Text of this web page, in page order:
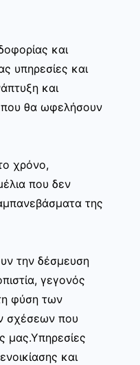
και
υπηρεσίες και
και
που θα ωφελήσουν
χρόνο,
που δεν
της
την δέσμευση
γεγονός
φύση των
σχέσεων που
μας.Υπηρεσίες
και